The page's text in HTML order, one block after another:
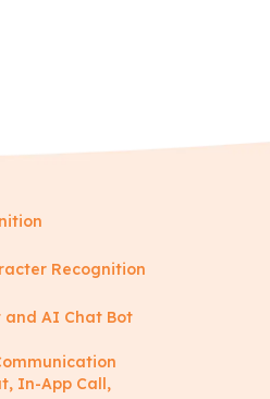
Recognition
and AI Chat Bot
In-App Call,